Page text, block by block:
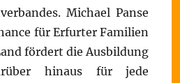
Michael Panse
für Erfurter Familien
fördert die Ausbildung
hinaus für jede